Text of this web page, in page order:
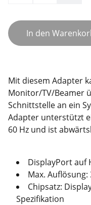
In den
Mit diesem Adapter
Monitor/TV/Beamer
Schnittstelle an ein
Adapter unterstützt
60 Hz und ist
DisplayPort auf
Max. Auflösung:
Chipsatz:
Spezifikation